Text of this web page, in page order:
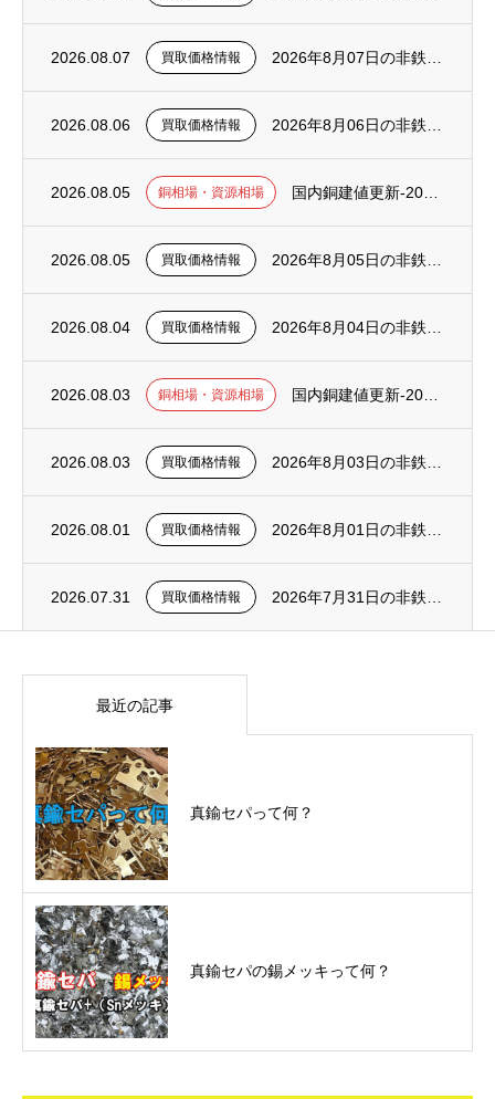
2026.08.07 買取価格情報
2026.08.06 買取価格情報
2026.08.05 銅相場・資源相場
2026.08.05 買取価格情報
2026.08.04 買取価格情報
2026.08.03 銅相場・資源相場
2026.08.03 買取価格情報
2026.08.01 買取価格情報
2026.07.31 買取価格情報
最近の記事
真鍮セパって何？
真鍮セパの錫メッキって何？